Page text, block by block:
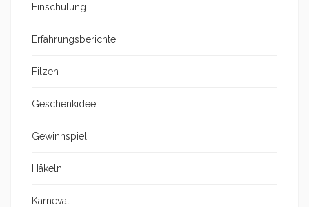
Einschulung
Erfahrungsberichte
Filzen
Geschenkidee
Gewinnspiel
Häkeln
Karneval